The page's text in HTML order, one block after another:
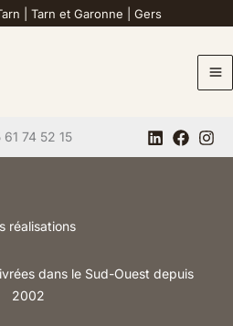
Tarn et Garonne Gers
61 74 52 15
réalisations
dans le Sud-Ouest depuis
2002